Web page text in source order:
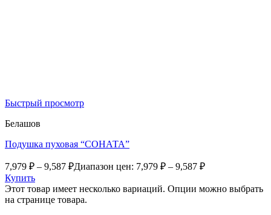
Быстрый просмотр
Белашов
Подушка пуховая “СОНАТА”
7,979 ₽ – 9,587 ₽Диапазон цен: 7,979 ₽ – 9,587 ₽
Купить
Этот товар имеет несколько вариаций. Опции можно выбрать
на странице товара.